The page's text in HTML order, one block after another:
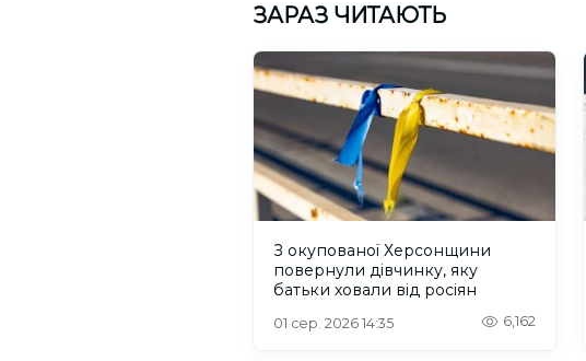
ЗАРАЗ ЧИТАЮТЬ
З окупованої Херсонщини
повернули дівчинку, яку
батьки ховали від росіян
01 сер. 2026 14:35 6,162